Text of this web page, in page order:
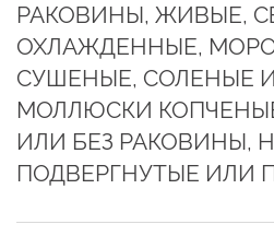
РАКОВИНЫ, ЖИВЫЕ,
ОХЛАЖДЕННЫЕ,
СУШЕНЫЕ, СОЛЕНЫЕ
МОЛЛЮСКИ
ИЛИ БЕЗ РАКОВИНЫ,
ПОДВЕРГНУТЫЕ ИЛИ